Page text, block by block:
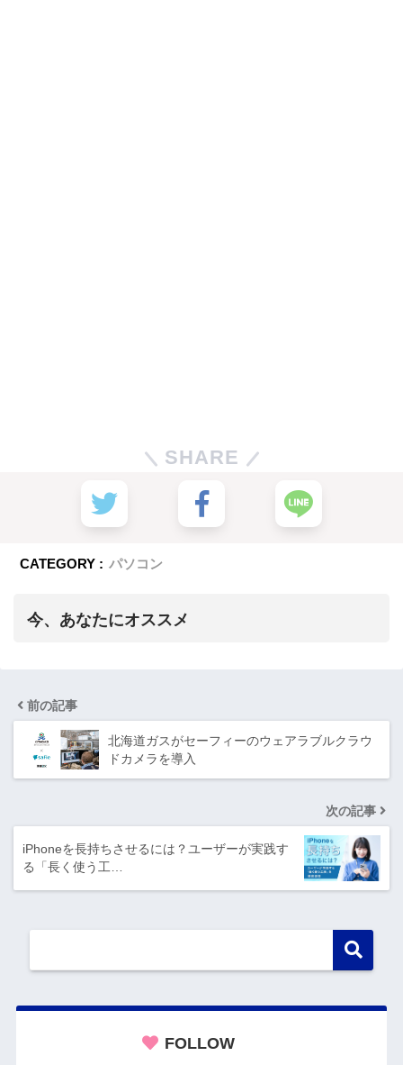
SHARE
CATEGORY : パソコン
今、あなたにオススメ
前の記事
北海道ガスがセーフィーのウェアラブルクラウ
ドカメラを導入
次の記事
iPhoneを長持ちさせるには？ユーザーが実践す
る「長く使う工…
FOLLOW